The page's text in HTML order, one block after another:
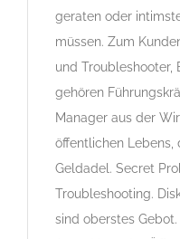
geraten oder
müssen. Zum
und
gehören
Manager aus der
öffentlichen Lebens,
Geldadel. Secret
Troubleshooting.
sind oberstes